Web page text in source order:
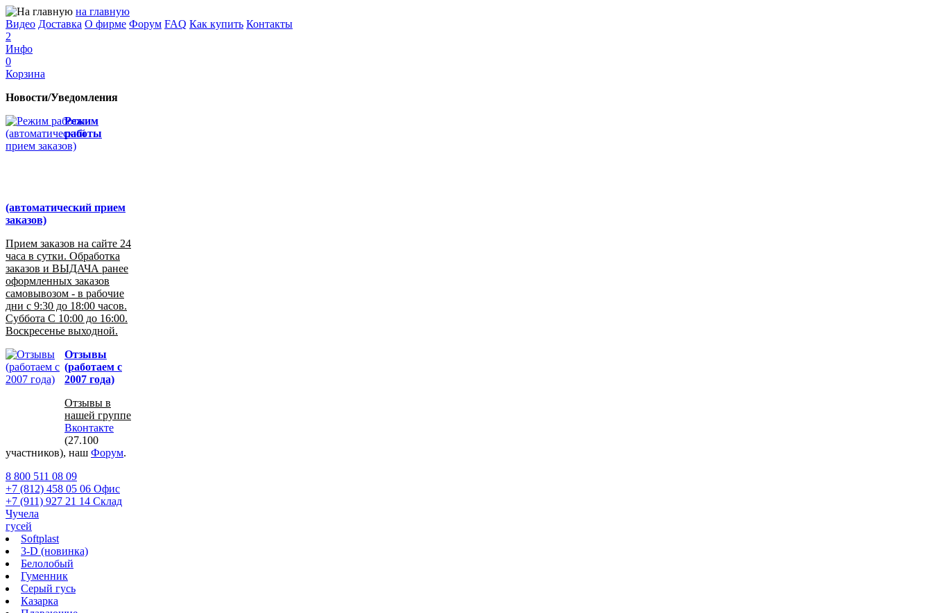
на главную
Видео Доставка О фирме Форум FAQ Как купить Контакты
2
Инфо
0
Корзина
Новости/Уведомления
Режим
работы
(автоматический прием
заказов)
Прием заказов на сайте 24
часа в сутки. Обработка
заказов и ВЫДАЧА ранее
оформленных заказов
самовывозом - в рабочие
дни с 9:30 до 18:00 часов.
Суббота С 10:00 до 16:00.
Воскресенье выходной.
Отзывы
(работаем с
2007 года)
Отзывы в
нашей группе
Вконтакте
(27.100
участников), наш Форум.
8 800 511 08 09
+7 (812) 458 05 06 Офис
+7 (911) 927 21 14 Склад
Чучела
гусей
Softplast
3-D (новинка)
Белолобый
Гуменник
Серый гусь
Казарка